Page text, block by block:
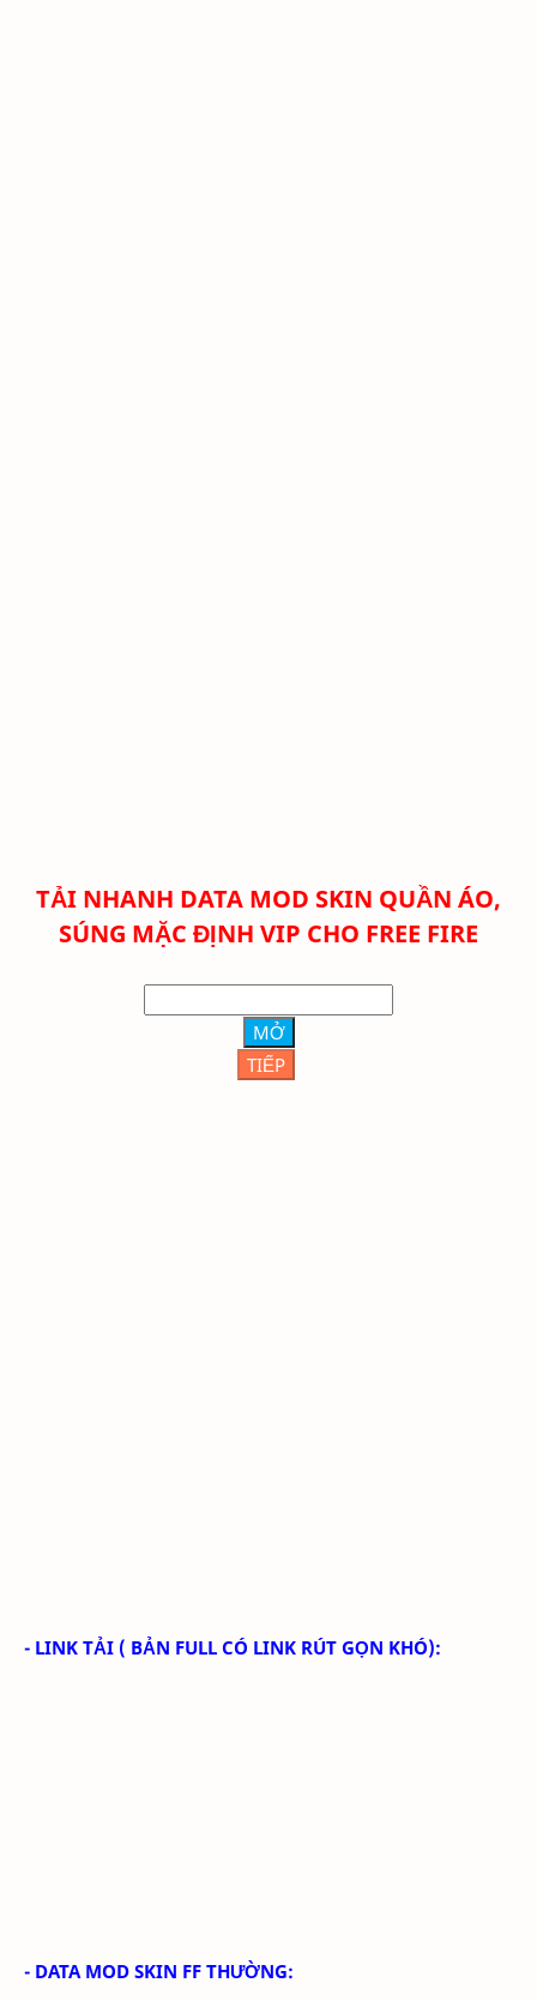
TẢI NHANH DATA MOD SKIN QUẦN ÁO,
SÚNG MẶC ĐỊNH VIP CHO FREE FIRE
MỞ
TIẾP
- LINK TẢI ( BẢN FULL CÓ LINK RÚT GỌN KHÓ):
- DATA MOD SKIN FF THƯỜNG: